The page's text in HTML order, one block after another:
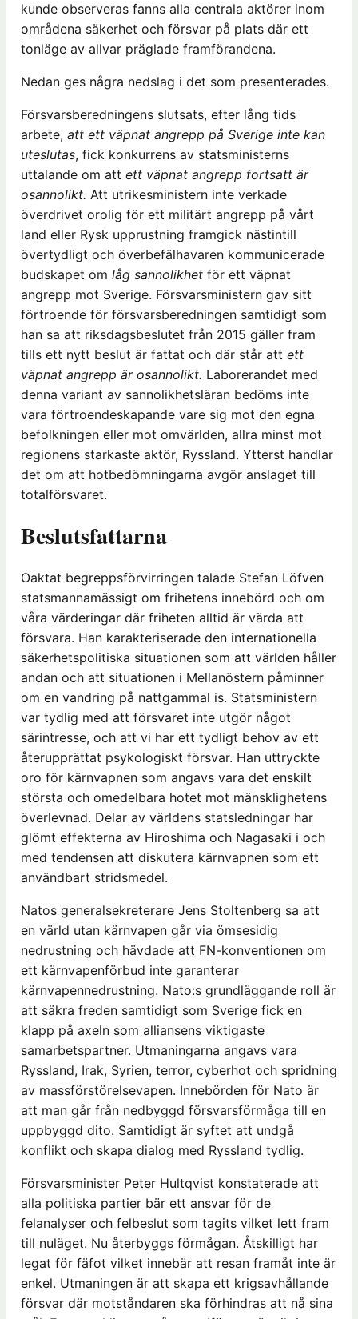
kunde observeras fanns alla centrala aktörer inom
områdena säkerhet och försvar på plats där ett
tonläge av allvar präglade framförandena.
Nedan ges några nedslag i det som presenterades.
Försvarsberedningens slutsats, efter lång tids
arbete, att ett väpnat angrepp på Sverige inte kan
uteslutas, fick konkurrens av statsministerns
uttalande om att ett väpnat angrepp fortsatt är
osannolikt. Att utrikesministern inte verkade
överdrivet orolig för ett militärt angrepp på vårt
land eller Rysk upprustning framgick nästintill
övertydligt och överbefälhavaren kommunicerade
budskapet om låg sannolikhetför ett väpnat
angrepp mot Sverige. Försvarsministern gav sitt
förtroende för försvarsberedningen samtidigt som
han sa att riksdagsbeslutet från 2015 gäller fram
tills ett nytt beslut är fattat och där står att ett
väpnat angrepp är osannolikt. Laborerandet med
denna variant av sannolikhetsläran bedöms inte
vara förtroendeskapande vare sig mot den egna
befolkningen eller mot omvärlden, allra minst mot
regionens starkaste aktör, Ryssland. Ytterst handlar
det om att hotbedömningarna avgör anslaget till
totalförsvaret.
Beslutsfattarna
Oaktat begreppsförvirringen talade Stefan Löfven
statsmannamässigt om frihetens innebörd och om
våra värderingar där friheten alltid är värda att
försvara. Han karakteriserade den internationella
säkerhetspolitiska situationen som att världen håller
andan och att situationen i Mellanöstern påminner
om en vandring på nattgammal is. Statsministern
var tydlig med att försvaret inte utgör något
särintresse, och att vi har ett tydligt behov av ett
återupprättat psykologiskt försvar. Han uttryckte
oro för kärnvapnen som angavs vara det enskilt
största och omedelbara hotet mot mänsklighetens
överlevnad. Delar av världens statsledningar har
glömt effekterna av Hiroshima och Nagasaki i och
med tendensen att diskutera kärnvapnen som ett
användbart stridsmedel.
Natos generalsekreterare Jens Stoltenberg sa att
en värld utan kärnvapen går via ömsesidig
nedrustning och hävdade att FN-konventionen om
ett kärnvapenförbud inte garanterar
kärnvapennedrustning. Nato:s grundläggande roll är
att säkra freden samtidigt som Sverige fick en
klapp på axeln som alliansens viktigaste
samarbetspartner. Utmaningarna angavs vara
Ryssland, Irak, Syrien, terror, cyberhot och spridning
av massförstörelsevapen. Innebörden för Nato är
att man går från nedbyggd försvarsförmåga till en
uppbyggd dito. Samtidigt är syftet att undgå
konflikt och skapa dialog med Ryssland tydlig.
Försvarsminister Peter Hultqvist konstaterade att
alla politiska partier bär ett ansvar för de
felanalyser och felbeslut som tagits vilket lett fram
till nuläget. Nu återbyggs förmågan. Åtskilligt har
legat för fäfot vilket innebär att resan framåt inte är
enkel. Utmaningen är att skapa ett krigsavhållande
försvar där motståndaren ska förhindras att nå sina